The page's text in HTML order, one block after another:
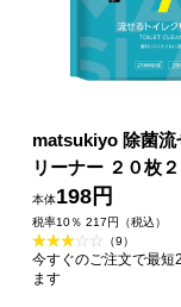
matsukiyo 除菌流
リーナー ２０枚２
本体198円
税率10％ 217円（税込）
（9）
今すぐのご注文で最短
ます